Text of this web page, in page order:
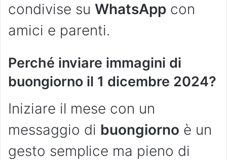
condivise su WhatsApp con
amici e parenti.
Perché inviare immagini di
buongiorno il 1 dicembre 2024?
Iniziare il mese con un
messaggio di buongiorno è un
gesto semplice ma pieno di